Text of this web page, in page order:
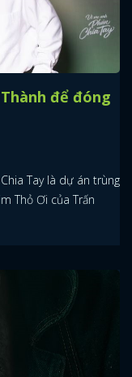
để đóng
Tay là dự án trùng
Thỏ Ơi của Trấn